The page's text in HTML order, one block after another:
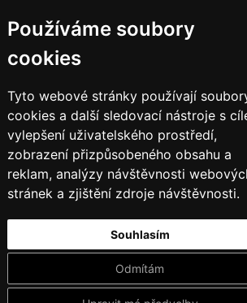
Používáme soubory
cookies
Tyto webové stránky používají
cookies a další sledovací nástroje s
vylepšení uživatelského prostředí,
zobrazení přizpůsobeného obsahu a
reklam, analýzy návštěvnosti
stránek a zjištění zdroje návštěvnosti.
Souhlasím
Odmítám